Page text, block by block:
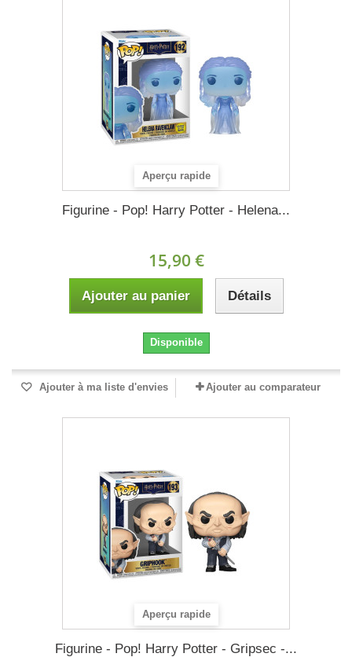
Aperçu rapide
Figurine - Pop! Harry Potter - Helena...
15,90 €
Ajouter au panier Détails
Disponible
Ajouter à ma liste d'envies Ajouter au comparateur
Aperçu rapide
Figurine - Pop! Harry Potter - Gripsec -...